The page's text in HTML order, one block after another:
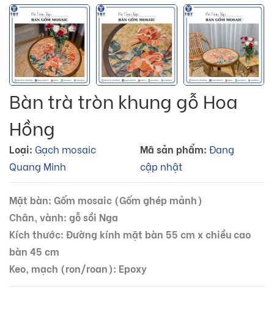
Bàn trà tròn khung gỗ Hoa
Hồng
Loại: Gạch mosaic
Quang Minh
Mã sản phẩm: Đang
cập nhật
Mặt bàn: Gốm mosaic (Gốm ghép mảnh)
Chân, vành: gỗ sồi Nga
Kích thước: Đường kính mặt bàn 55 cm x chiều cao
bàn 45 cm
Keo, mạch (ron/roan): Epoxy